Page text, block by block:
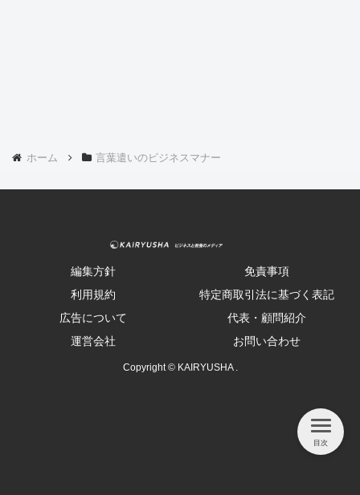
ホーム 言葉遣いのビジネスマナー
編集方針
免責事項
利用規約
特定商取引法に基づく表記
広告について
代表・顧問紹介
運営会社
お問い合わせ
Copyright © KAIRYUSHA .
目次